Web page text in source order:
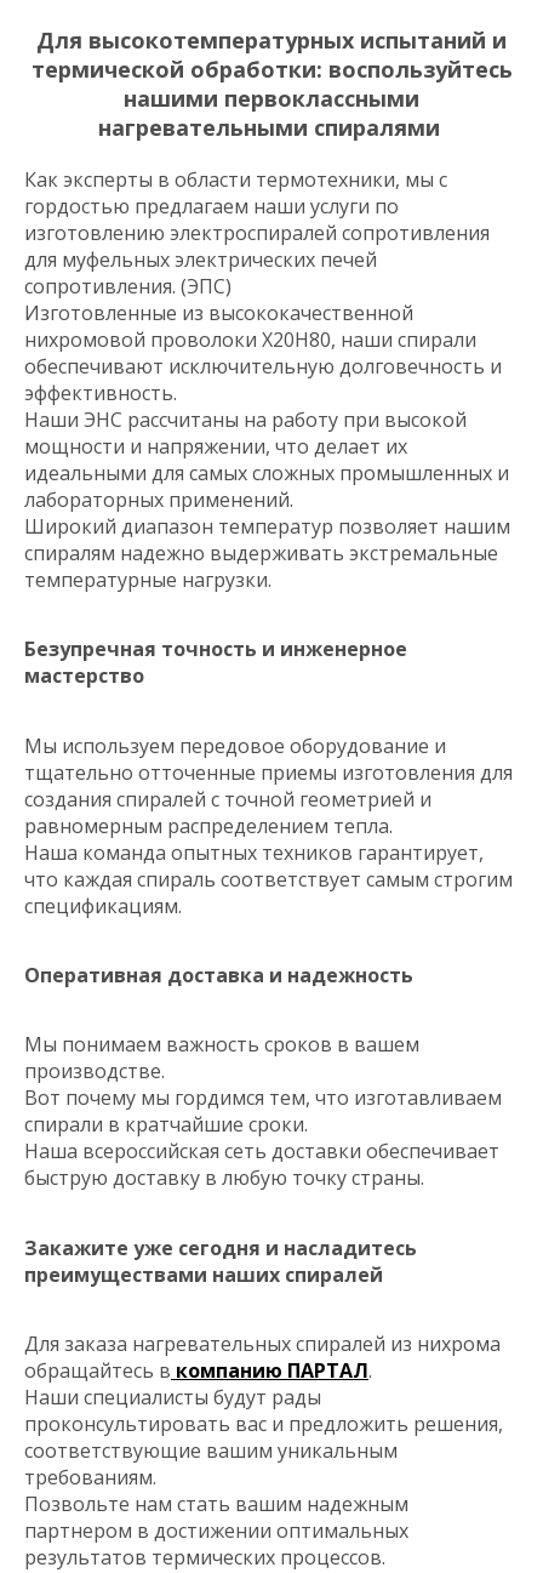
Для высокотемпературных испытаний и
термической обработки: воспользуйтесь
нашими первоклассными
нагревательными спиралями
Как эксперты в области термотехники, мы с
гордостью предлагаем наши услуги по
изготовлению электроспиралей сопротивления
для муфельных электрических печей
сопротивления. (ЭПС)
Изготовленные из высококачественной
нихромовой проволоки Х20Н80, наши спирали
обеспечивают исключительную долговечность и
эффективность.
Наши ЭНС рассчитаны на работу при высокой
мощности и напряжении, что делает их
идеальными для самых сложных промышленных и
лабораторных применений.
Широкий диапазон температур позволяет нашим
спиралям надежно выдерживать экстремальные
температурные нагрузки.
Безупречная точность и инженерное
мастерство
Мы используем передовое оборудование и
тщательно отточенные приемы изготовления для
создания спиралей с точной геометрией и
равномерным распределением тепла.
Наша команда опытных техников гарантирует,
что каждая спираль соответствует самым строгим
спецификациям.
Оперативная доставка и надежность
Мы понимаем важность сроков в вашем
производстве.
Вот почему мы гордимся тем, что изготавливаем
спирали в кратчайшие сроки.
Наша всероссийская сеть доставки обеспечивает
быструю доставку в любую точку страны.
Закажите уже сегодня и насладитесь
преимуществами наших спиралей
Для заказа нагревательных спиралей из нихрома
обращайтесь в компанию ПАРТАЛ.
Наши специалисты будут рады
проконсультировать вас и предложить решения,
соответствующие вашим уникальным
требованиям.
Позвольте нам стать вашим надежным
партнером в достижении оптимальных
результатов термических процессов.